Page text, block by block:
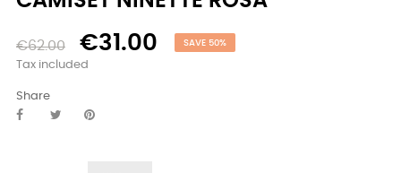
€62.00 €31.00 SAVE 50%
Tax included
Share